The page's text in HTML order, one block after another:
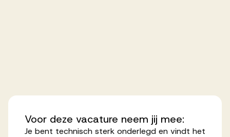
Voor deze vacature neem jij mee:
Je bent technisch sterk onderlegd en vindt het